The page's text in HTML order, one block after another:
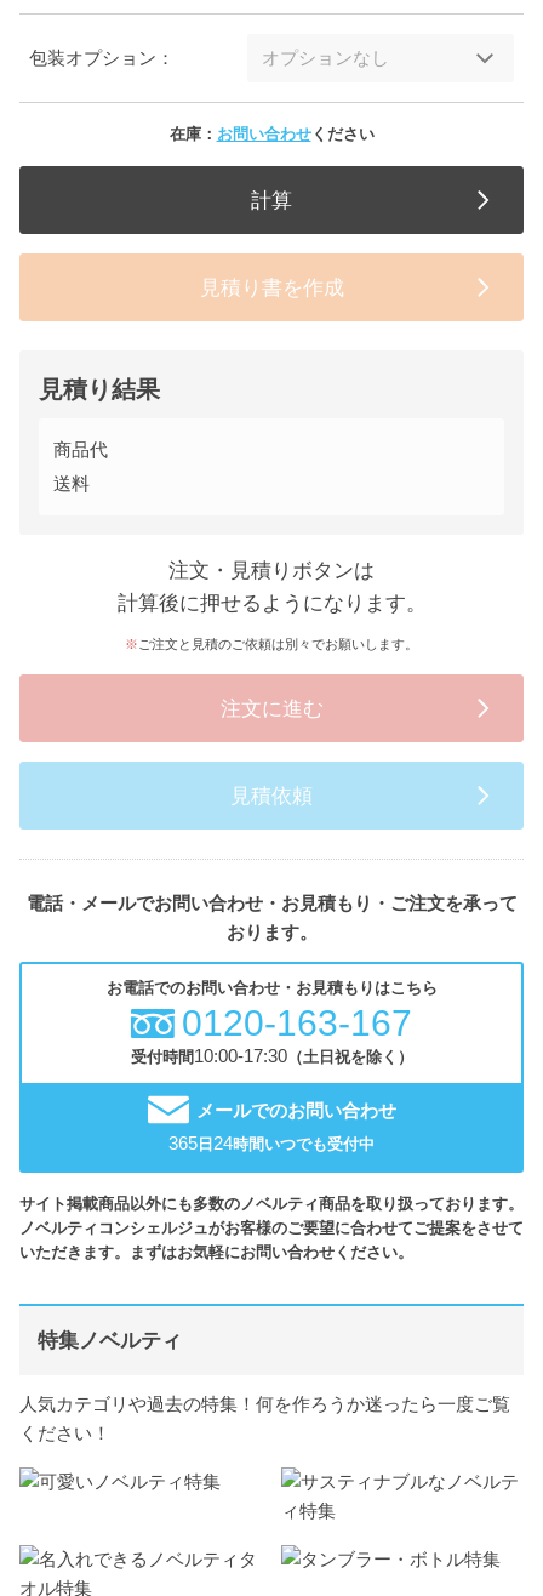
包装オプション：
在庫： お問い合わせください
計算
見積り書を作成
見積り結果
商品代
送料
注文・見積りボタンは
計算後に押せるようになります。
ご注文と見積のご依頼は別々でお願いします。
注文に進む
見積依頼
電話・メールでお問い合わせ・お見積もり・ご注文を承って
おります。
お電話でのお問い合わせ・お見積もりはこちら
0120-163-167
受付時間10:00-17:30（土日祝を除く）
メールでのお問い合わせ
365 日 24時間いつでも受付中
サイト掲載商品以外にも多数のノベルティ商品を取り扱っております。
ノベルティコンシェルジュがお客様のご要望に合わせてご提案をさせて
いただきます。まずはお気軽にお問い合わせください。
特集ノベルティ
人気カテゴリや過去の特集！何を作ろうか迷ったら一度ご覧
ください！